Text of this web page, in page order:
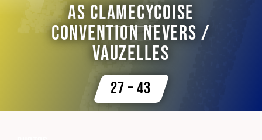
AS Clamecycoise
Convention Nevers /
Vauzelles
27 – 43